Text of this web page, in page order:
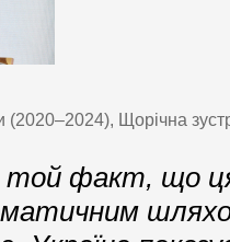
(2020–2024), Щорічна
той факт, що